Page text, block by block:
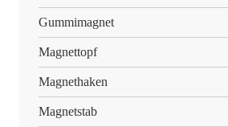
Gummimagnet
Magnettopf
Magnethaken
Magnetstab